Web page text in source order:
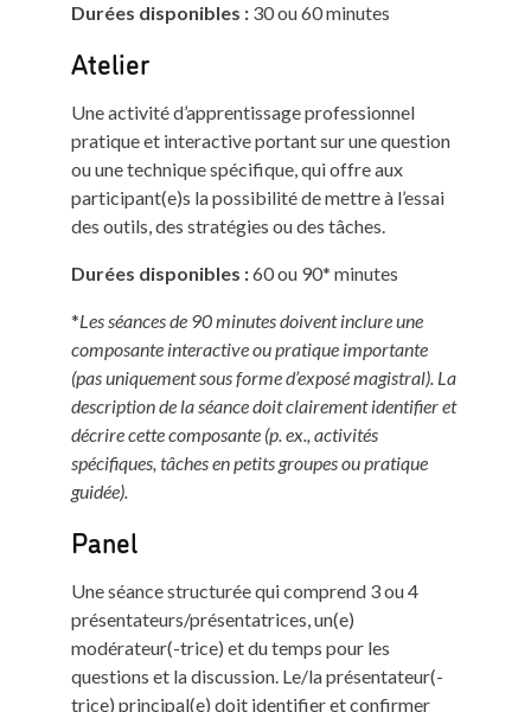
Durées disponibles : 30 ou 60 minutes
Atelier
Une activité d’apprentissage professionnel
pratique et interactive portant sur une question
ou une technique spécifique, qui offre aux
participant(e)s la possibilité de mettre à l’essai
des outils, des stratégies ou des tâches.
Durées disponibles :60 ou 90* minutes
*Les séances de 90 minutes doivent inclure une
composante interactive ou pratique importante
(pas uniquement sous forme d’exposé magistral). La
description de la séance doit clairement identifier et
décrire cette composante (p. ex., activités
spécifiques, tâches en petits groupes ou pratique
guidée).
Panel
Une séance structurée qui comprend 3 ou 4
présentateurs/présentatrices, un(e)
modérateur(-trice) et du temps pour les
questions et la discussion. Le/la présentateur(-
trice) principal(e) doit identifier et confirmer